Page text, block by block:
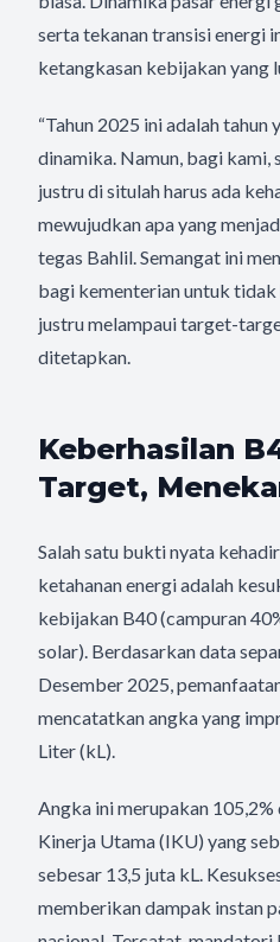
serta tekanan transisi energi
ketangkasan kebijakan yang
“Tahun 2025 ini adalah tahun
dinamika. Namun, bagi kami,
justru di situlah harus ada
mewujudkan apa yang
tegas Bahlil. Semangat ini
bagi kementerian untuk
justru melampaui target-
ditetapkan.
Keberhasilan
Target,
Salah satu bukti nyata
ketahanan energi adalah
kebijakan B40 (campuran
solar). Berdasarkan data
Desember 2025,
mencatatkan angka yang
Liter (kL).
Angka ini merupakan
Kinerja Utama (IKU) yang
sebesar 13,5 juta kL.
memberikan dampak instan